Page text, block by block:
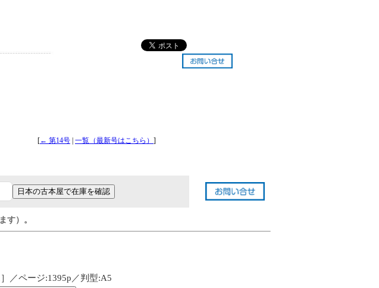
[← 第14号 一覧（最新号はこちら） ]
日本の古本屋で在庫を確認
す）。
／ページ:1395p／判型:A5